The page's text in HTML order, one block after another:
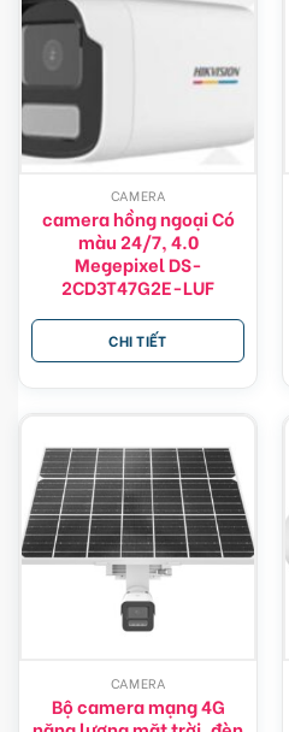
CAMERA
camera hồng ngoại Có
màu 24/7, 4.0
Megepixel DS-
2CD3T47G2E-LUF
CHI TIẾT
CAMERA
Bộ camera mạng 4G